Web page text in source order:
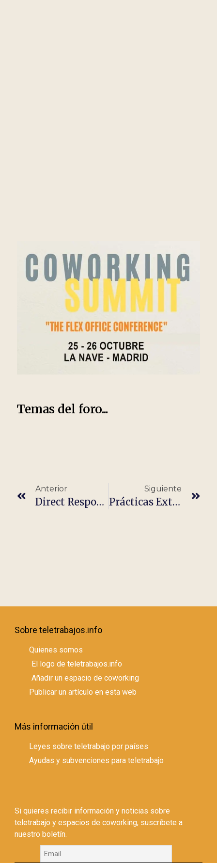
Temas del foro...
Anterior
Direct Response Copywriter – Remote Barcelona
Siguiente
Prácticas Extracurriculares – LinkedIn Content Creator & Copywriter
Sobre teletrabajos.info
Quienes somos
El logo de teletrabajos.info
Añadir un espacio de coworking
Publicar un artículo en esta web
Más información útil
Leyes sobre teletrabajo por países
Ayudas y subvenciones para teletrabajo
Si quieres recibir información y noticias sobre
teletrabajo y espacios de coworking, suscríbete a
nuestro boletín.